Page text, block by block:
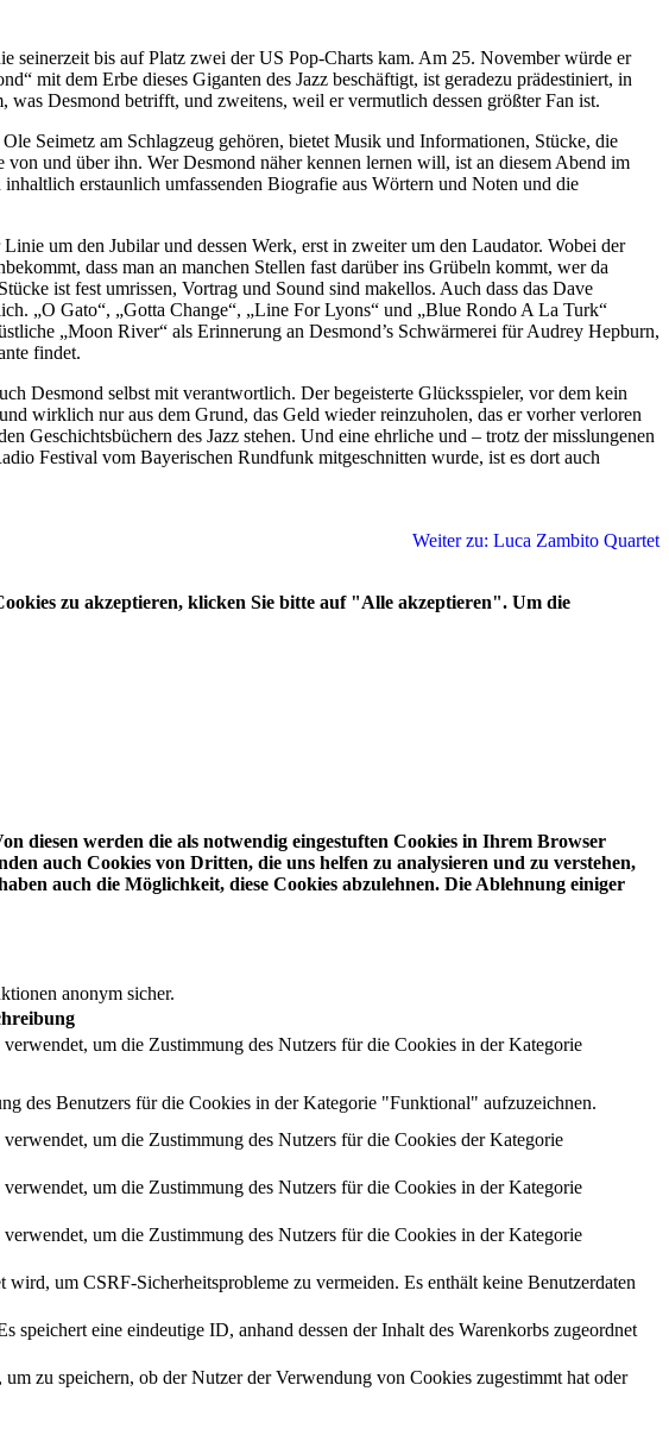
seinerzeit bis auf Platz zwei der US Pop-Charts kam. Am 25. November würde er
mit dem Erbe dieses Giganten des Jazz beschäftigt, ist geradezu prädestiniert, in
Desmond betrifft, und zweitens, weil er vermutlich dessen größter Fan ist.
Seimetz am Schlagzeug gehören, bietet Musik und Informationen, Stücke, die
und über ihn. Wer Desmond näher kennen lernen will, ist an diesem Abend im
erstaunlich umfassenden Biografie aus Wörtern und Noten und die
um den Jubilar und dessen Werk, erst in zweiter um den Laudator. Wobei der
dass man an manchen Stellen fast darüber ins Grübeln kommt, wer da
ist fest umrissen, Vortrag und Sound sind makellos. Auch dass das Dave
„O Gato“, „Gotta Change“, „Line For Lyons“ und „Blue Rondo A La Turk“
„Moon River“ als Erinnerung an Desmond’s Schwärmerei für Audrey Hepburn,
findet.
Desmond selbst mit verantwortlich. Der begeisterte Glücksspieler, vor dem kein
wirklich nur aus dem Grund, das Geld wieder reinzuholen, das er vorher verloren
Geschichtsbüchern des Jazz stehen. Und eine ehrliche und – trotz der misslungenen
Festival vom Bayerischen Rundfunk mitgeschnitten wurde, ist es dort auch
Weiter zu: Luca Zambito Quartet
zu akzeptieren, klicken Sie bitte auf "Alle akzeptieren". Um die
diesen werden die als notwendig eingestuften Cookies in Ihrem Browser
auch Cookies von Dritten, die uns helfen zu analysieren und zu verstehen,
auch die Möglichkeit, diese Cookies abzulehnen. Die Ablehnung einiger
anonym sicher.
um die Zustimmung des Nutzers für die Cookies in der Kategorie
des Benutzers für die Cookies in der Kategorie "Funktional" aufzuzeichnen.
um die Zustimmung des Nutzers für die Cookies der Kategorie
um die Zustimmung des Nutzers für die Cookies in der Kategorie
um die Zustimmung des Nutzers für die Cookies in der Kategorie
um CSRF-Sicherheitsprobleme zu vermeiden. Es enthält keine Benutzerdaten
eine eindeutige ID, anhand dessen der Inhalt des Warenkorbs zugeordnet
zu speichern, ob der Nutzer der Verwendung von Cookies zugestimmt hat oder